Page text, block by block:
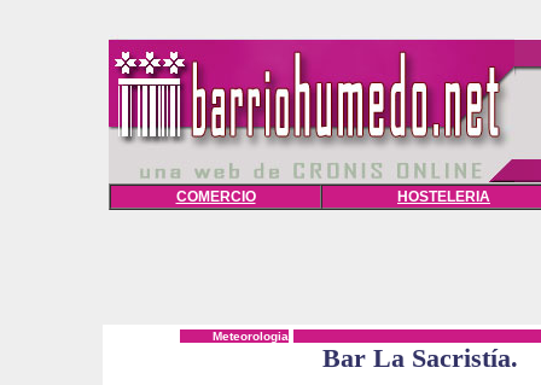
COMERCIO HOSTELERIA
Meteorologia
Bar La Sacristía.